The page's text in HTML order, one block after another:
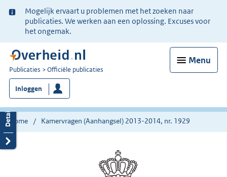
Ter
informatie:
Mogelijk ervaart u problemen met het zoeken naar
publicaties. We werken aan een oplossing. Excuses voor
het ongemak.
Menu
U
bent
nu
hier:
Publicaties Officiële publicaties
Inloggen
Home Kamervragen (Aanhangsel) 2013-2014, nr. 1929